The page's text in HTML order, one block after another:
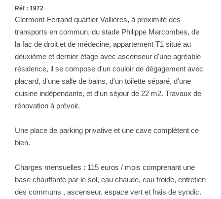
Réf : 1972
Clermont-Ferrand quartier Vallières, à proximité des
transports en commun, du stade Philippe Marcombes, de
la fac de droit et de médecine, appartement T1 situé au
deuxième et dernier étage avec ascenseur d'une agréable
résidence, il se compose d'un couloir de dégagement avec
placard, d'une salle de bains, d'un toilette séparé, d'une
cuisine indépendante, et d'un séjour de 22 m2. Travaux de
rénovation à prévoir.
Une place de parking privative et une cave complètent ce
bien.
Charges mensuelles : 115 euros / mois comprenant une
base chauffante par le sol, eau chaude, eau froide, entretien
des communs , ascenseur, espace vert et frais de syndic.